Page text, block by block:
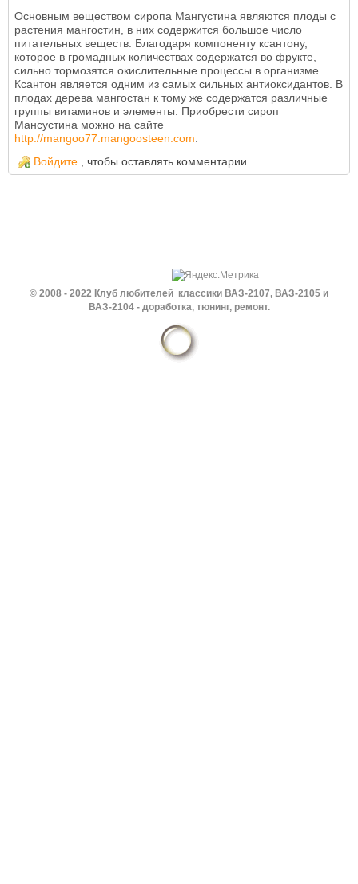
Основным веществом сиропа Мангустина являются плоды с
растения мангостин, в них содержится большое число
питательных веществ. Благодаря компоненту ксантону,
которое в громадных количествах содержатся во фрукте,
сильно тормозятся окислительные процессы в организме.
Ксантон является одним из самых сильных антиоксидантов. В
плодах дерева мангостан к тому же содержатся различные
группы витаминов и элементы. Приобрести сироп
Мансустина можно на сайте
http://mangoo77.mangoosteen.com
Войдите
, чтобы оставлять комментарии
© 2008 - 2022 Клуб любителей классики ВАЗ-2107, ВАЗ-2105 и
ВАЗ-2104 - доработка, тюнинг, ремонт.